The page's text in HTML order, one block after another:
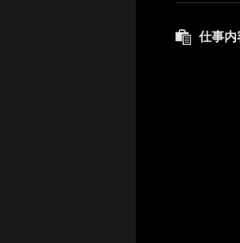
仕事内